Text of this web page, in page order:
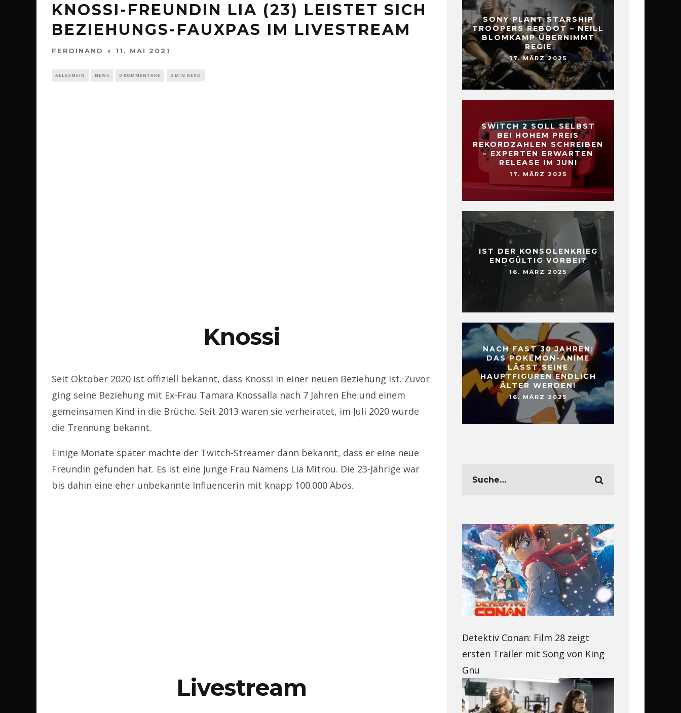
KNOSSI-FREUNDIN LIA (23) LEISTET SICH
BEZIEHUNGS-FAUXPAS IM LIVESTREAM
FERDINAND 11. MAI 2021
ALLGEMEIN NEWS 0 KOMMENTARE 2 MIN READ
Knossi
Seit Oktober 2020 ist offiziell bekannt, dass Knossi in einer neuen Beziehung ist. Zuvor
ging seine Beziehung mit Ex-Frau Tamara Knossalla nach 7 Jahren Ehe und einem
gemeinsamen Kind in die Brüche. Seit 2013 waren sie verheiratet, im Juli 2020 wurde
die Trennung bekannt.
Einige Monate später machte der Twitch-Streamer dann bekannt, dass er eine neue
Freundin gefunden hat. Es ist eine junge Frau Namens Lia Mitrou. Die 23-Jährige war
bis dahin eine eher unbekannte Influencerin mit knapp 100.000 Abos.
Livestream
SONY PLANT STARSHIP
TROOPERS REBOOT – NEILL
BLOMKAMP ÜBERNIMMT
REGIE
17. MÄRZ 2025
SWITCH 2 SOLL SELBST
BEI HOHEM PREIS
REKORDZAHLEN SCHREIBEN
– EXPERTEN ERWARTEN
RELEASE IM JUNI
17. MÄRZ 2025
IST DER KONSOLENKRIEG
ENDGÜLTIG VORBEI?
16. MÄRZ 2025
NACH FAST 30 JAHREN:
DAS POKÉMON-ANIME
LÄSST SEINE
HAUPTFIGUREN ENDLICH
ÄLTER WERDEN!
16. MÄRZ 2025
Detektiv Conan: Film 28 zeigt
ersten Trailer mit Song von King
Gnu